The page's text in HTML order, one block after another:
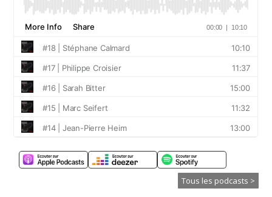
Tous les podcasts >